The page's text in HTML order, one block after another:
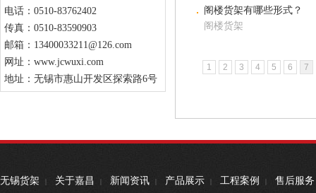
电话：0510-83762402
传真：0510-83590903
邮箱：13400033211@126.com
网址：www.jcwuxi.com
地址：无锡市惠山开发区探索路6号
阁楼货架有哪些形式？
阁楼货架
1 2 3 4 5 6 7
无锡货架 | 关于嘉昌 | 新闻资讯 | 产品展示 | 工程案例 |
售后服务